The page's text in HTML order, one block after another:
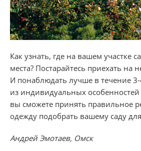
Как узнать, где на вашем участке
места? Постарайтесь приехать на
И понаблюдать лучше в течение 3-
из индивидуальных особенностей
вы сможете принять правильное
одежду подобрать вашему саду
Андрей Эмотаев, Омск